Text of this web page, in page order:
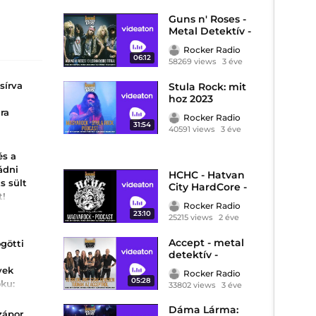
a
a
sült
neked
06:12
Guns n' Roses -
Metal Detektív -
Rocker Rádió
podcast
Rocker Radio
58269 views 3 éve
31:54
Stula Rock: mit
hoz 2023
podcast
Rocker Radio
40591 views 3 éve
23:10
HCHC - Hatvan
City HardCore -
Magyarock -
Rocker Rádió
Rocker Radio
25215 views 2 éve
05:28
Accept - metal
detektív -
podcast
Rocker Radio
33802 views 3 éve
Dáma Lárma: